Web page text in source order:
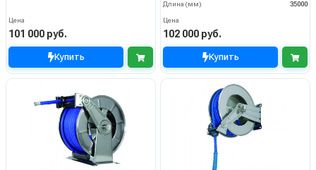
Цена
101 000 руб.
Купить
Длина (мм)
35000
Цена
102 000 руб.
Купить